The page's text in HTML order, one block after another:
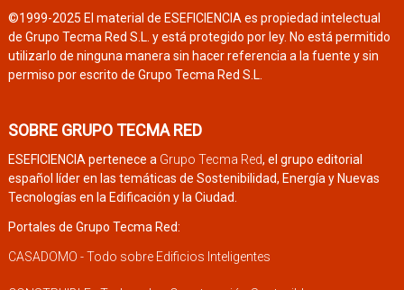
©1999-2025 El material de ESEFICIENCIA es propiedad intelectual
de Grupo Tecma Red S.L. y está protegido por ley. No está permitido
utilizarlo de ninguna manera sin hacer referencia a la fuente y sin
permiso por escrito de Grupo Tecma Red S.L.
SOBRE GRUPO TECMA RED
ESEFICIENCIA pertenece a Grupo Tecma Red, el grupo editorial
español líder en las temáticas de Sostenibilidad, Energía y Nuevas
Tecnologías en la Edificación y la Ciudad.
Portales de Grupo Tecma Red:
CASADOMO - Todo sobre Edificios Inteligentes